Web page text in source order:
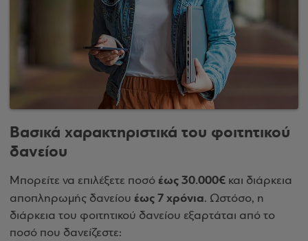
Βασικά χαρακτηριστικά του φοιτητικού
δανείου
Μπορείτε να επιλέξετε ποσό έως 30.000€ και διάρκεια
αποπληρωμής δανείου έως 7 χρόνια. Ωστόσο, η
διάρκεια του φοιτητικού δανείου εξαρτάται από το
ποσό που δανείζεστε: